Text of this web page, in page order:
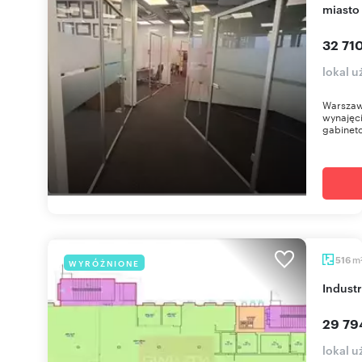
miasto
32
lokal
WYRÓŻNIONE 516 m
29
lokal